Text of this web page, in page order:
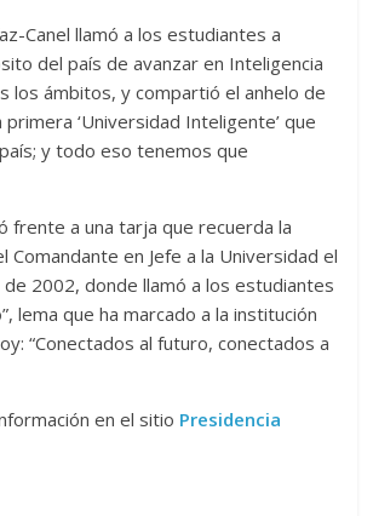
Canel llamó a los estudiantes a
del país de avanzar en Inteligencia
los ámbitos, y compartió el anhelo de
primera ‘Universidad Inteligente’ que
y todo eso tenemos que
frente a una tarja que recuerda la
Comandante en Jefe a la Universidad el
2002, donde llamó a los estudiantes
lema que ha marcado a la institución
“Conectados al futuro, conectados a
en el sitio Presidencia